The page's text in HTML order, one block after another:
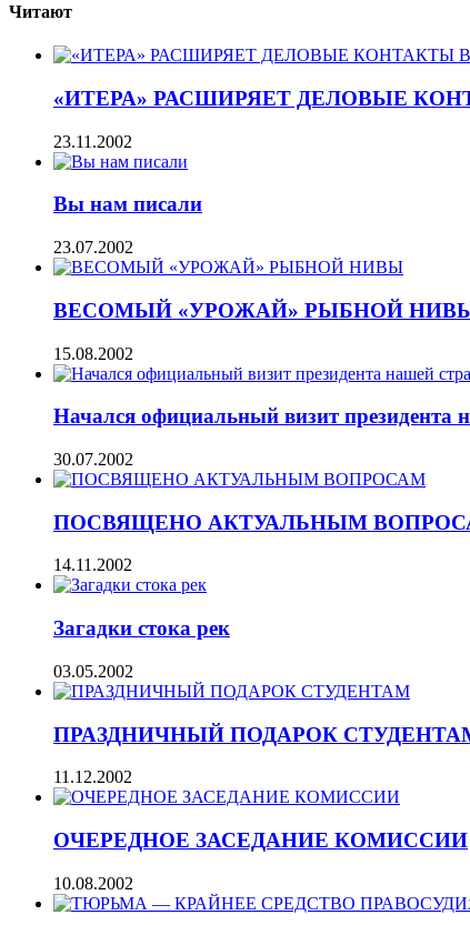
Читают
«ИТЕРА» РАСШИРЯЕТ ДЕЛОВЫЕ
23.11.2002
Вы нам писали
23.07.2002
ВЕСОМЫЙ «УРОЖАЙ» РЫБНОЙ
15.08.2002
Начался официальный визит
30.07.2002
ПОСВЯЩЕНО АКТУАЛЬНЫМ
14.11.2002
Загадки стока рек
03.05.2002
ПРАЗДНИЧНЫЙ ПОДАРОК
11.12.2002
ОЧЕРЕДНОЕ ЗАСЕДАНИЕ КОМИССИИ
10.08.2002